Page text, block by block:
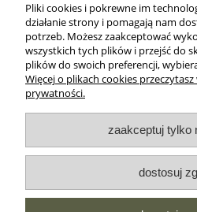
WSZELKIE PRAWA
realizacja:
pokaż pełną
NASZE
wyróżnienia są przyznawane przez
Pliki cookies i pokrewne im
działanie strony i pomagają nam
potrzeb. Możesz zaakceptować
wszystkich tych plików i przejść do
plików do swoich preferencji,
Więcej o plikach cookies
prywatności.
zaakceptuj tylko
dostosuj